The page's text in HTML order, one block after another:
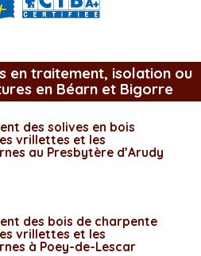
en traitement, isolation ou
en Béarn et Bigorre
des solives en bois
vrillettes et les
au Presbytère d’Arudy
des bois de charpente
vrillettes et les
à Poey-de-Lescar